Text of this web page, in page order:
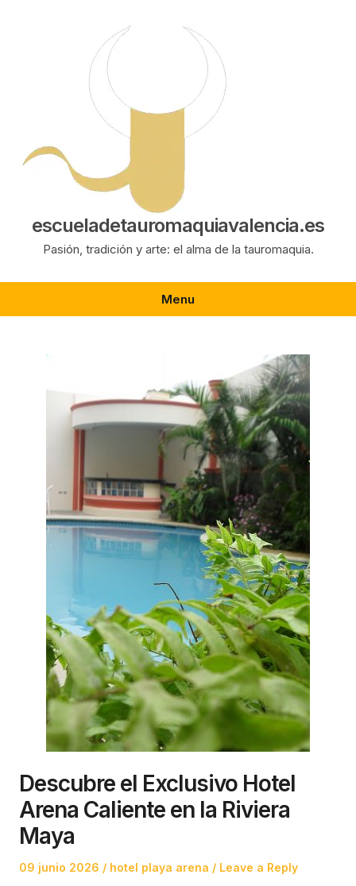
escueladetauromaquiavalencia.es
Pasión, tradición y arte: el alma de la tauromaquia.
Menu
Descubre el Exclusivo Hotel
Arena Caliente en la Riviera
Maya
Posted
09 junio 2026
Posted
hotel playa arena Leave a Reply